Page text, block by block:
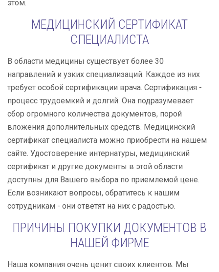
этом.
МЕДИЦИНСКИЙ СЕРТИФИКАТ
СПЕЦИАЛИСТА
В области медицины существует более 30
направлений и узких специализаций. Каждое из них
требует особой сертификации врача. Сертификация -
процесс трудоемкий и долгий. Она подразумевает
сбор огромного количества документов, порой
вложения дополнительных средств. Медицинский
сертификат специалиста можно приобрести на нашем
сайте. Удостоверение интернатуры, медицинский
сертификат и другие документы в этой области
доступны для Вашего выбора по приемлемой цене.
Если возникают вопросы, обратитесь к нашим
сотрудникам - они ответят на них с радостью.
ПРИЧИНЫ ПОКУПКИ ДОКУМЕНТОВ В
НАШЕЙ ФИРМЕ
Наша компания очень ценит своих клиентов. Мы